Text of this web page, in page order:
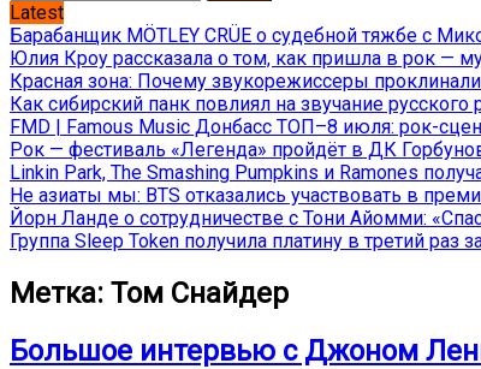
Latest
Барабанщик MÖTLEY CRÜE о судебной тяжбе с
Юлия Кроу рассказала о том, как пришла в рок —
Красная зона: Почему звукорежиссеры
Как сибирский панк повлиял на звучание русского
FMD | Famous Music Донбасс ТОП–8 июля: рок-
Рок — фестиваль «Легенда» пройдёт в ДК
Linkin Park, The Smashing Pumpkins и Ramones
Не азиаты мы: BTS отказались участвовать в
Йорн Ланде о сотрудничестве с Тони Айомми:
Группа Sleep Token получила платину в третий раз
Метка: Том Снайдер
Большое интервью с Джоном